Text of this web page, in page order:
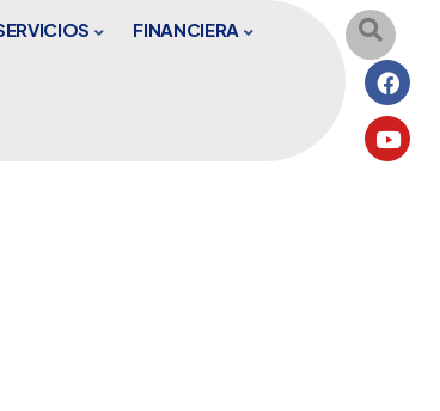
FINANCIERA